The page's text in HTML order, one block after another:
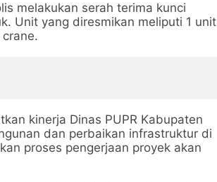
melakukan serah terima kunci
Unit yang diresmikan meliputi 1 unit
kinerja Dinas PUPR Kabupaten
dan perbaikan infrastruktur di
proses pengerjaan proyek akan